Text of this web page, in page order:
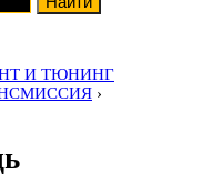
И ТЮНИНГ
›